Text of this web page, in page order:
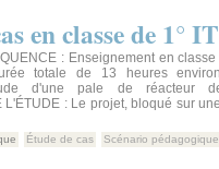
en classe de 1°
: Enseignement en
totale de 13 heures
d'une pale de réacteur
L'ÉTUDE : Le projet, bloqué sur
Étude de cas Scénario pédagogique